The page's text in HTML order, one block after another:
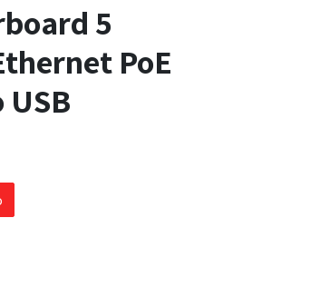
5
PoE